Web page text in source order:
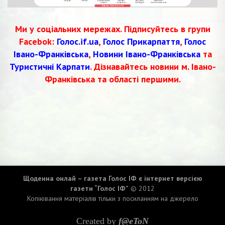
Ми у соціальних мережах. Підписуйтесь в групи
Facebok: Голос.if.ua, Голос Прикарпаття, Голос
Івано-Франківська, Новини Івано-Франківськата
Туристичні Карпати. Дізнавайтесь новини м. Івано-
Франківська та області першими.
Щоденна онлай – газета Голос ІФ є інтернет версією
газети “Голос ІФ” © 2012
Копіювання матеріалів тільки з посиланням на джерело
Created by f@eToN